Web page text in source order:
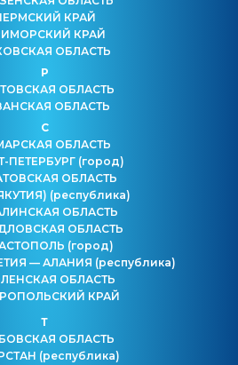
КРАЙ
КРАЙ
ОБЛАСТЬ
Р
ОБЛАСТЬ
ОБЛАСТЬ
С
ОБЛАСТЬ
ПЕТЕРБУРГ (город)
ОБЛАСТЬ
(республика)
ОБЛАСТЬ
ОБЛАСТЬ
(город)
— АЛАНИЯ (республика)
ОБЛАСТЬ
КРАЙ
Т
ОБЛАСТЬ
(республика)